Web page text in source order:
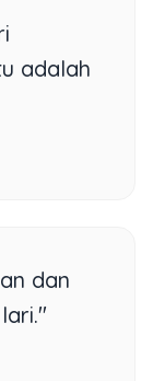
adalah
dan